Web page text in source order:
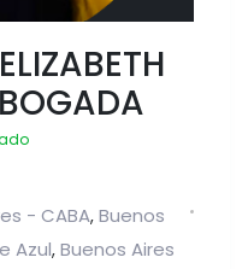
- CABA, Buenos
Azul, Buenos Aires